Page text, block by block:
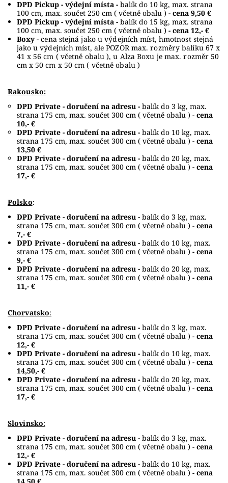
DPD Pickup - výdejní místa - balík do 10 kg, max. strana
100 cm, max. součet 250 cm ( včetně obalu ) - cena 9,50 €
DPD Pickup - výdejní místa - balík do 15 kg, max. strana
100 cm, max. součet 250 cm ( včetně obalu ) - cena 12,- €
Boxy - cena stejná jako u výdejních míst, hmotnost stejná
jako u výdejních míst, ale POZOR max. rozměry balíku 67 x
41 x 56 cm ( včetně obalu ), u Alza Boxu je max. rozměr 50
cm x 50 cm x 50 cm ( včetně obalu )
Rakousko:
DPD Private - doručení na adresu - balík do 3 kg, max.
strana 175 cm, max. součet 300 cm ( včetně obalu ) - cena
10,- €
DPD Private - doručení na adresu - balík do 10 kg, max.
strana 175 cm, max. součet 300 cm ( včetně obalu ) - cena
13,50 €
DPD Private - doručení na adresu - balík do 20 kg, max.
strana 175 cm, max. součet 300 cm ( včetně obalu ) - cena
17,- €
Polsko:
DPD Private - doručení na adresu - balík do 3 kg, max.
strana 175 cm, max. součet 300 cm ( včetně obalu ) - cena
7,- €
DPD Private - doručení na adresu - balík do 10 kg, max.
strana 175 cm, max. součet 300 cm ( včetně obalu ) - cena
9,- €
DPD Private - doručení na adresu - balík do 20 kg, max.
strana 175 cm, max. součet 300 cm ( včetně obalu ) - cena
11,- €
Chorvatsko:
DPD Private - doručení na adresu - balík do 3 kg, max.
strana 175 cm, max. součet 300 cm ( včetně obalu ) - cena
12,- €
DPD Private - doručení na adresu - balík do 10 kg, max.
strana 175 cm, max. součet 300 cm ( včetně obalu ) - cena
14,50,- €
DPD Private - doručení na adresu - balík do 20 kg, max.
strana 175 cm, max. součet 300 cm ( včetně obalu ) - cena
17,- €
Slovinsko:
DPD Private - doručení na adresu - balík do 3 kg, max.
strana 175 cm, max. součet 300 cm ( včetně obalu ) - cena
12,- €
DPD Private - doručení na adresu - balík do 10 kg, max.
strana 175 cm, max. součet 300 cm ( včetně obalu ) - cena